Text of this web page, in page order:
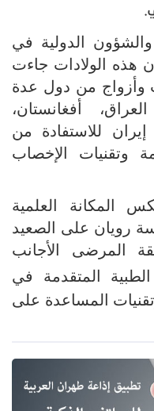
الدولية في
هذه الولادات جاءت
وأزواج من دول عدة
أفغانستان،
للاستفادة من
وتقنيات الإخصاب
المكانة العلمية
رويان على الصعيد
المرضى الأجانب
الطبية المتقدمة في
المساعدة على